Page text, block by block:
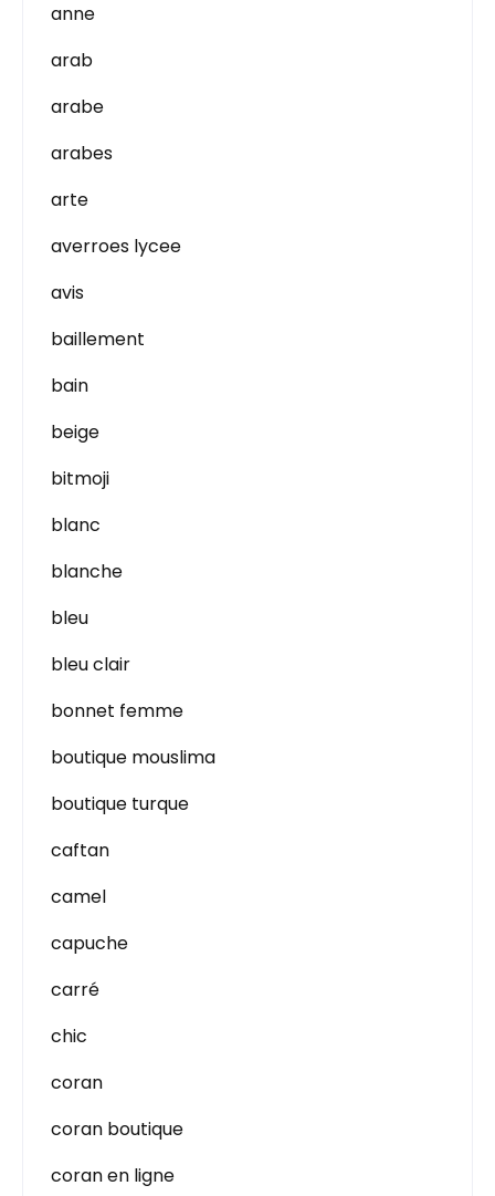
anne
arab
arabe
arabes
arte
averroes lycee
avis
baillement
bain
beige
bitmoji
blanc
blanche
bleu
bleu clair
bonnet femme
boutique mouslima
boutique turque
caftan
camel
capuche
carré
chic
coran
coran boutique
coran en ligne